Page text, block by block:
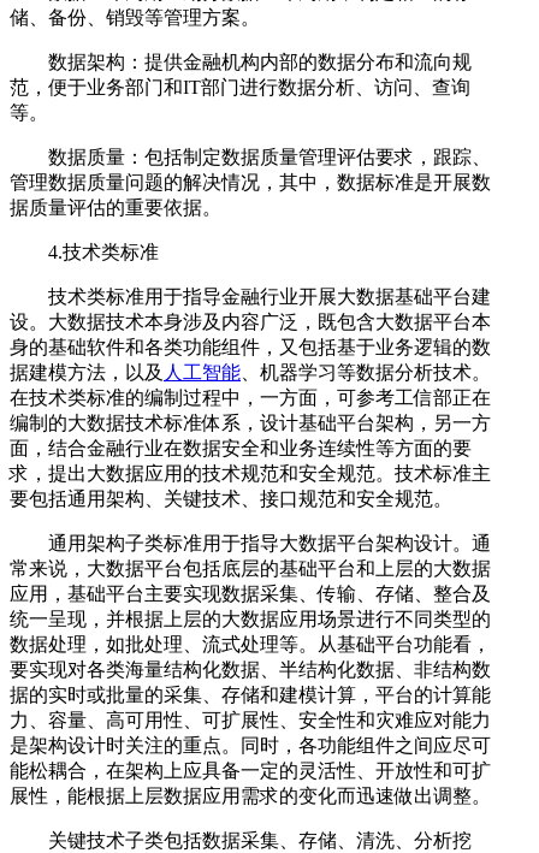
储、备份、销毁等管理方案。
数据架构：‍提供金融机构内部的数据分布和流向规
范，便于业务部门和IT部门进行数据分析、访问、查询
等。
数据质量：包括制定数据质量管理评估要求，跟踪、
管理数据质量问题的解决情况，其中，数据标准是开展数
据质量评估的重要依据。
4.技术类标准
‍技术类标准用于指导金融行业开展大数据基础平台建
设。大数据技术本身涉及内容广泛，既包含大数据平台本
身的基础软件和各类功能组件，又包括基于业务逻辑的数
据建模方法，以及 人工智能 、机器学习等数据分析技术。
在技术类标准的编制过程中，一方面，可参考工信部正在
编制的大数据技术标准体系，设计基础平台架构，另一方
面，结合金融行业在数据安全和业务连续性等方面的要
求，提出大数据应用的技术规范和安全规范。技术标准主
要包括通用架构、关键技术、接口规范和安全规范。
通用架构子类标准用于指导大数据平台架构设计。通
常来说，大数据平台包括底层的基础平台和上层的大数据
应用，基础平台主要实现数据采集、传输、存储、整合及
统一呈现，并根据上层的大数据应用场景进行不同类型的
数据处理，如批处理、流式处理等。从基础平台功能看，
要实现对各类海量结构化数据、半结构化数据、非结构数
据的实时或批量的采集、存储和建模计算，平台的计算能
力、容量、高可用性、可扩展性、安全性和灾难应对能力
是架构设计时关注的重点。同时，各功能组件之间应尽可
能松耦合，在架构上应具备一定的灵活性、开放性和可扩
展性，能根据上层数据应用需求的变化而迅速做出调整。
关键技术子类包括数据采集、存储、清洗、分析挖